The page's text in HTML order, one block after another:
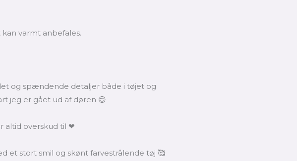
varmt anbefales.
og spændende detaljer både i tøjet og
jeg er gået ud af døren 😊
altid overskud til ❤
et stort smil og skønt farvestrålende tøj 🥰